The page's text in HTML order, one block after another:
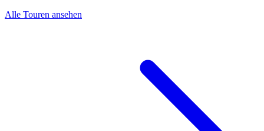
Alle Touren ansehen